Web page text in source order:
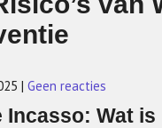
| Geen reacties
Incasso: Wat